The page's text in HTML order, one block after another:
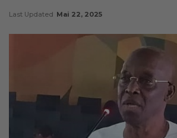
Last Updated Mai 22, 2025